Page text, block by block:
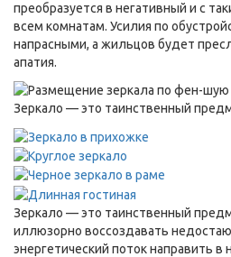
преобразуется в негативный и с
всем комнатам. Усилия по
напрасными, а жильцов будет
апатия.
Зеркало — это таинственный
Зеркало — это таинственный
иллюзорно воссоздавать
энергетический поток направить в